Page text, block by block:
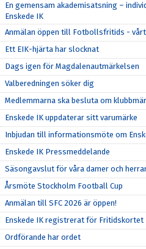
En gemensam akademisatsning –
Enskede IK
Anmälan öppen till Fotbollsfritids -
Ett EIK-hjärta har slocknat
Dags igen för Magdalenautmärkelsen
Valberedningen söker dig
Medlemmarna ska besluta om
Enskede IK uppdaterar sitt varumärke
Inbjudan till informationsmöte om
Enskede IK Pressmeddelande
Säsongavslut för våra damer och
Årsmöte Stockholm Football Cup
Anmälan till SFC 2026 är öppen!
Enskede IK registrerat för Fritidskortet
Ordförande har ordet